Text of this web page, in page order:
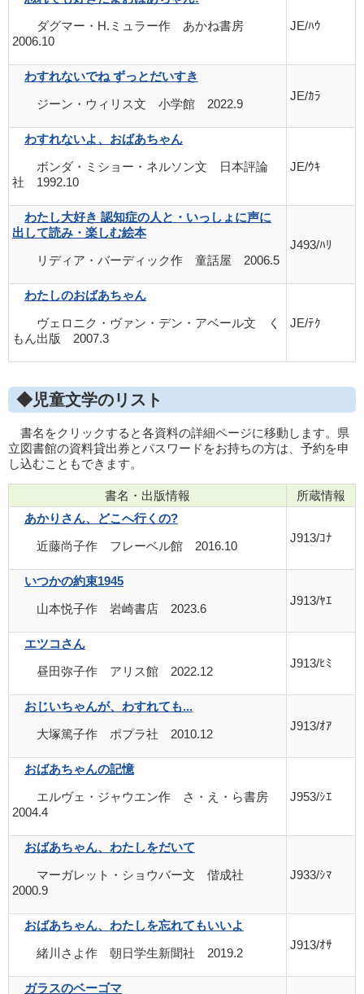
ダグマー・H.ミュラー作 あかね書房
2006.10
JE/ﾊｳ
わすれないでね ずっとだいすき
ジーン・ウィリス文 小学館 2022.9
JE/ｶﾗ
わすれないよ、おばあちゃん
ボンダ・ミショー・ネルソン文 日本評論
社 1992.10
JE/ｳｷ
わたし大好き 認知症の人と・いっしょに声に
出して読み・楽しむ絵本
リディア・バーディック作 童話屋 2006.5
J493/ﾊﾘ
わたしのおばあちゃん
ヴェロニク・ヴァン・デン・アベール文 く
もん出版 2007.3
JE/ﾃｸ
◆児童文学のリスト
書名をクリックすると各資料の詳細ページに移動します。県
立図書館の資料貸出券とパスワードをお持ちの方は、予約を申
し込むこともできます。
書名・出版情報
所蔵情報
あかりさん、どこへ行くの?
近藤尚子作 フレーベル館 2016.10
J913/ｺﾅ
いつかの約束1945
山本悦子作 岩崎書店 2023.6
J913/ﾔｴ
エツコさん
昼田弥子作 アリス館 2022.12
J913/ﾋﾐ
おじいちゃんが、わすれても...
大塚篤子作 ポプラ社 2010.12
J913/ｵｱ
おばあちゃんの記憶
エルヴェ・ジャウエン作 さ・え・ら書房
2004.4
J953/ｼｴ
おばあちゃん、わたしをだいて
マーガレット・ショウバー文 偕成社
2000.9
J933/ｼﾏ
おばあちゃん、わたしを忘れてもいいよ
緒川さよ作 朝日学生新聞社 2019.2
J913/ｵｻ
ガラスのベーゴマ